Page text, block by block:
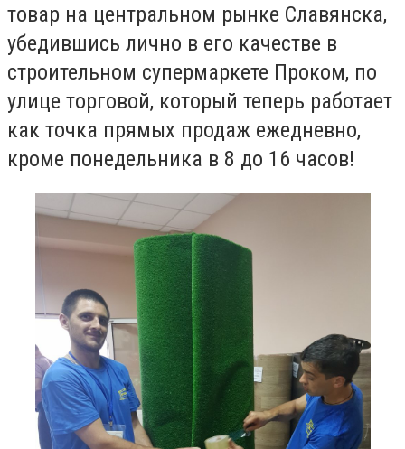
товар на центральном рынке Славянска,
убедившись лично в его качестве в
строительном супермаркете Проком, по
улице торговой, который теперь работает
как точка прямых продаж ежедневно,
кроме понедельника в 8 до 16 часов!